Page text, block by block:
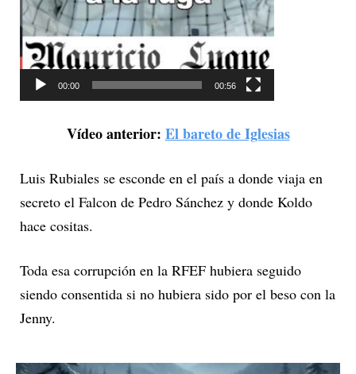
d
e
o
00:00 00:56
Vídeo anterior: El bareto de Iglesias
Luis Rubiales se esconde en el país a donde viaja en
secreto el Falcon de Pedro Sánchez y donde Koldo
hace cositas.
Toda esa corrupción en la RFEF hubiera seguido
siendo consentida si no hubiera sido por el beso con la
Jenny.